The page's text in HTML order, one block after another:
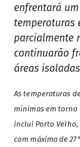
enfrentará
temperaturas
parcialmente
continuarão
áreas
As temperaturas
mínimas em torno
inclui Porto Velho,
com máxima de